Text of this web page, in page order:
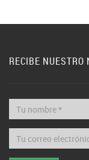
RECIBE NUESTRO